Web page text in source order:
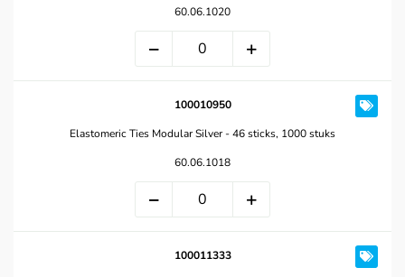
60.06.1020
100010950
Elastomeric Ties Modular Silver - 46 sticks, 1000 stuks
60.06.1018
100011333